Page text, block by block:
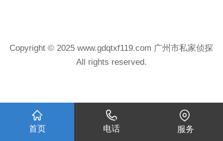
Copyright © 2025 www.gdqtxf119.com 广州市私家侦探
All rights reserved.
首页 电话 服务